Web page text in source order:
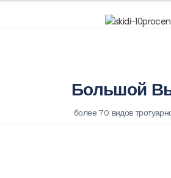
Большой
более 70 видов